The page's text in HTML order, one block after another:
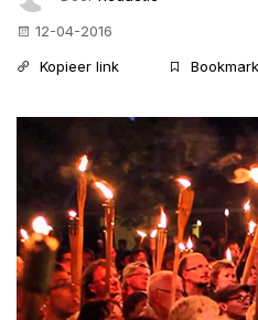
12-04-2016
Kopieer link
Bookmark